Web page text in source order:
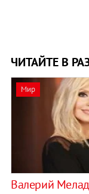
ЧИТАЙТЕ В
Мир
Валерий